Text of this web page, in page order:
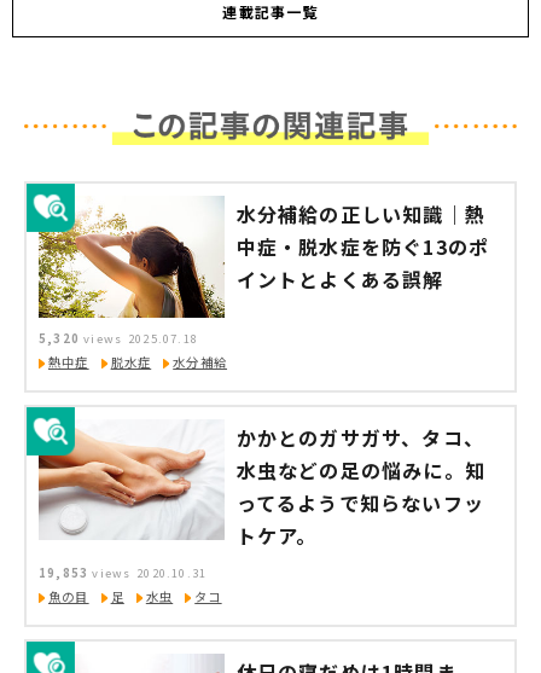
連載記事一覧
水分補給の正しい知識｜熱
中症・脱水症を防ぐ13のポ
イントとよくある誤解
5,320 views 2025.07.18
熱中症 脱水症 水分補給
かかとのガサガサ、タコ、
水虫などの足の悩みに。知
ってるようで知らないフッ
トケア。
19,853 views 2020.10.31
魚の目 足 水虫 タコ